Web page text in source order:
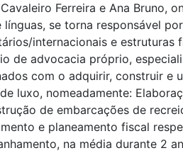
Ferreira e Ana Bruno,
línguas, se torna responsável
internacionais e estruturas
de advocacia próprio,
com o adquirir, construir e
luxo, nomeadamente:
de embarcações de
e planeamento fiscal
na média durante 2